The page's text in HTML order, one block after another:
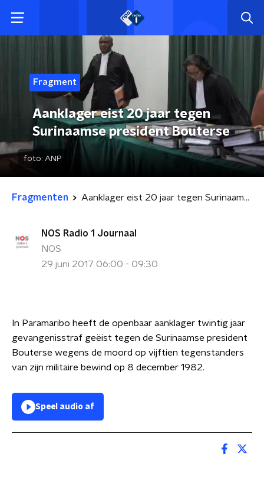
Fragment
Aanklager eist 20 jaar tegen
Surinaamse president Bouterse
foto: ANP
Fragmenten Aanklager eist 20 jaar tegen Surinaamse president Bouterse
NOS Radio 1 Journaal
NOS
29 juni 2017 06:00 - 09:30
In Paramaribo heeft de openbaar aanklager twintig jaar
gevangenisstraf geëist tegen de Surinaamse president
Bouterse wegens de moord op vijftien tegenstanders
van zijn militaire bewind op 8 december 1982.
Speel audio af